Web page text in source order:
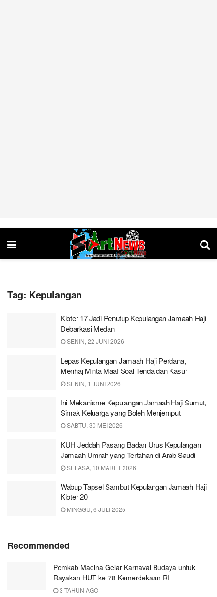
Tag: Kepulangan
Kloter 17 Jadi Penutup Kepulangan Jamaah Haji
Debarkasi Medan
SENIN, 22 JUNI 2026
Lepas Kepulangan Jamaah Haji Perdana,
Menhaj Minta Maaf Soal Tenda dan Kasur
SENIN, 1 JUNI 2026
Ini Mekanisme Kepulangan Jamaah Haji Sumut,
Simak Keluarga yang Boleh Menjemput
SABTU, 30 MEI 2026
KUH Jeddah Pasang Badan Urus Kepulangan
Jamaah Umrah yang Tertahan di Arab Saudi
SELASA, 10 MARET 2026
Wabup Tapsel Sambut Kepulangan Jamaah Haji
Kloter 20
MINGGU, 6 JULI 2025
Recommended
Pemkab Madina Gelar Karnaval Budaya untuk
Rayakan HUT ke-78 Kemerdekaan RI
3 TAHUN AGO